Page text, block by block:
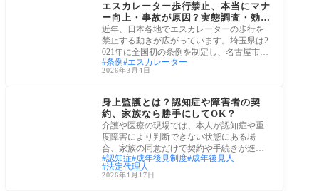
エスカレーター歩行禁止、本当にマナ
ー向上・事故が原因？実態調査・効果
検証なく条例運用される危険性
近年、日本各地でエスカレーターの歩行を
禁止する動きが広がっています。埼玉県は2
021年に全国初の条例を制定し、名古屋市も
2023年
条例 エスカレーター
2026年3月4日
身上監護とは？認知症や障害者の契
約、家族なら勝手にしてOK？
介護や医療の現場では、本人が認知症や重
度障害により判断できない状態にある場
合、家族の同意だけで契約や手続きが進ん
でいくこ
認知症 成年後見制度 成年後見人
法定代理人
2026年1月17日